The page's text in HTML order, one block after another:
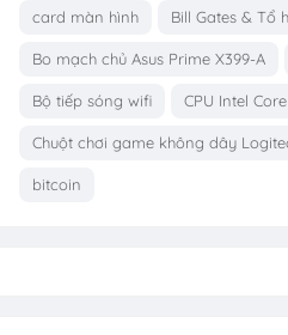
card màn hình Bill Gates & Tổ
Bo mạch chủ Asus Prime X399-A
Bộ tiếp sóng wifi CPU Intel
Chuột chơi game không dây
bitcoin